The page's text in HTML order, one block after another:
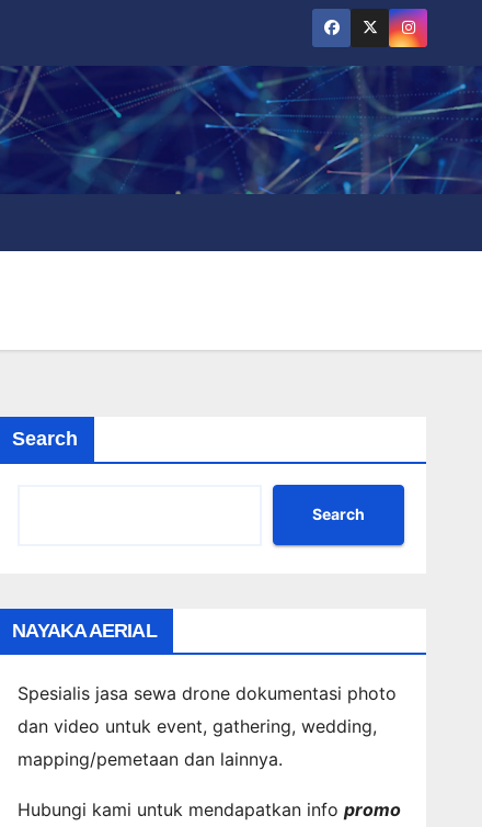
Search
Search
NAYAKA AERIAL
Spesialis jasa sewa drone dokumentasi photo
dan video untuk event, gathering, wedding,
mapping/pemetaan dan lainnya.
Hubungi kami untuk mendapatkan infopromo